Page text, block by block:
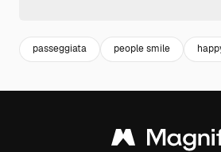
passeggiata people smile